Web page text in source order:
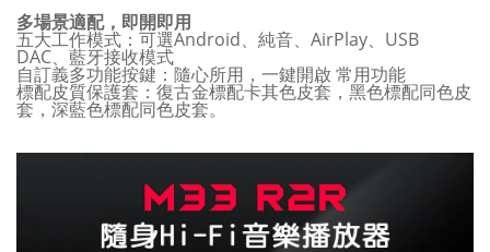
多場景適配，即開即用
五大工作模式：可選Android、純音、AirPlay、USB
DAC、藍牙接收模式
自訂義多功能按鍵：隨心所用，一鍵開啟 常用功能
標配皮質保護套：復古金標配卡其色皮套，黑色標配同色皮
套，深藍色標配同色皮套。